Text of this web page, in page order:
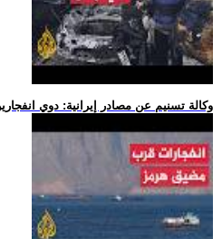
.. وكالة تسنيم عن مصادر إيرانية: دوي